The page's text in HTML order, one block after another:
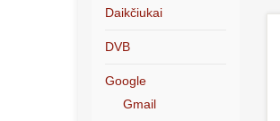
Daikčiukai
DVB
Google
Gmail